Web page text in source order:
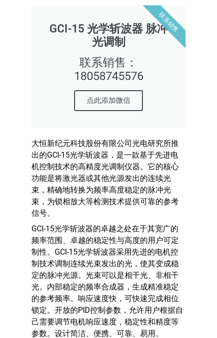
GCI-15 光学斩波器 脉冲
光调制
联系销售：
18058745576
点此添加微信
联系销售
大恒新纪元科技股份有限公司光电研究所推
出的GCI-15光学斩波器，是一款基于先进电
机控制技术的高精度光调制仪器。它的核心
功能是将激光器或其他光源发出的连续光
束，精确地转换为频率高度稳定的脉冲光
束，为锁相放大等检测技术提供可靠的参考
信号。
GCI-15光学斩波器的卓越之处在于其宽广的
频率范围、卓越的稳定性与高度的用户可定
制性。GCI-15光学斩波器采用先进的电机控
制技术调制连续光束发出的光，使其变成稳
定的脉冲光源。光束可以是相干光、非相干
光。内部稳定的频率合成器，生成精准稳定
的参考频率。响应速度快，可快速完成相位
锁定。开放的PID控制参数，允许用户根据自
己需要调节电机响应速度，稳定性和精度等
参数。设计简洁、便携、可靠、易用。